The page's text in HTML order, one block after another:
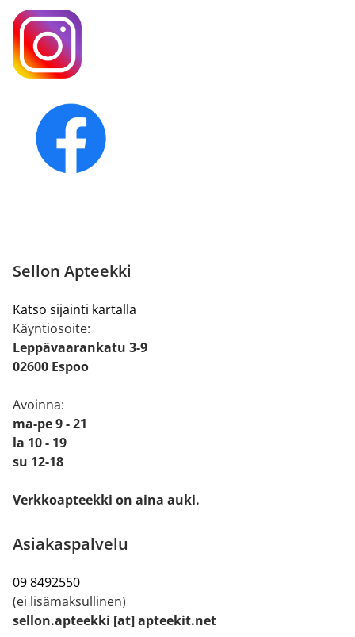
Sellon Apteekki
Katso sijainti kartalla
Käyntiosoite:
Leppävaarankatu 3-9
02600 Espoo
Avoinna:
ma-pe 9 - 21
la 10 - 19
su 12-18
Verkkoapteekki on aina auki.
Asiakaspalvelu
09 8492550
(ei lisämaksullinen)
sellon.apteekki [at] apteekit.net